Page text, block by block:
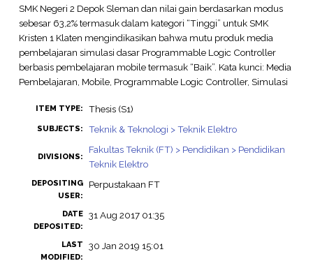
SMK Negeri 2 Depok Sleman dan nilai gain berdasarkan modus
sebesar 63,2% termasuk dalam kategori “Tinggi” untuk SMK
Kristen 1 Klaten mengindikasikan bahwa mutu produk media
pembelajaran simulasi dasar Programmable Logic Controller
berbasis pembelajaran mobile termasuk “Baik”. Kata kunci: Media
Pembelajaran, Mobile, Programmable Logic Controller, Simulasi
ITEM TYPE: Thesis (S1)
SUBJECTS: Teknik & Teknologi > Teknik Elektro
DIVISIONS:
Fakultas Teknik (FT) > Pendidikan > Pendidikan
Teknik Elektro
DEPOSITING
USER:
Perpustakaan FT
DATE
DEPOSITED:
31 Aug 2017 01:35
LAST
MODIFIED:
30 Jan 2019 15:01